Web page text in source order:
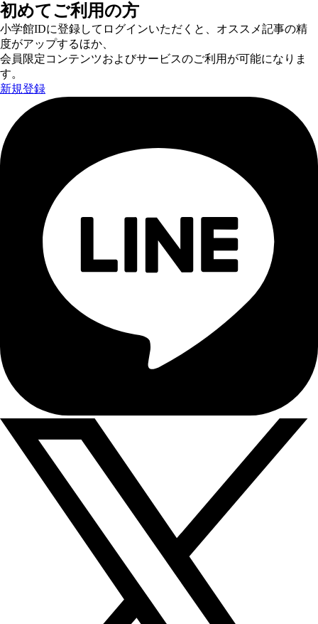
初めてご利用の方
小学館IDに登録してログインいただくと、オススメ記事の精
度がアップするほか、
会員限定コンテンツおよびサービスのご利用が可能になりま
す。
新規登録